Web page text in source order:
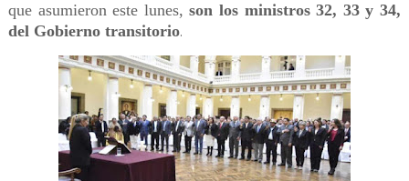
que asumieron este lunes,son los ministros 32, 33 y 34,
del Gobierno transitorio.